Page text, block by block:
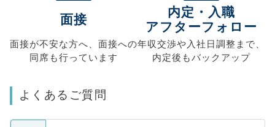
面接
面接が不安な方へ、 面接への
同席も行っています
内定・入職
アフターフォロー
年収交渉や入社日調整まで、
内定後もバックアップ
よくあるご質問